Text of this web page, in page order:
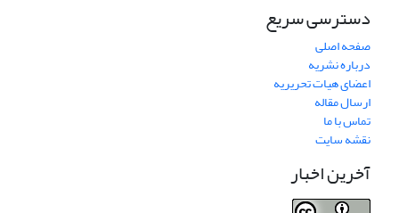
دسترسی سریع
صفحه اصلی
درباره نشریه
اعضای هیات تحریریه
ارسال مقاله
تماس با ما
نقشه سایت
آخرین اخبار